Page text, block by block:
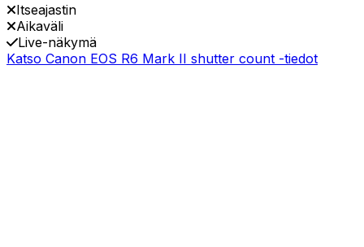
Itseajastin
Aikaväli
Live-näkymä
Katso Canon EOS R6 Mark II shutter count -tiedot